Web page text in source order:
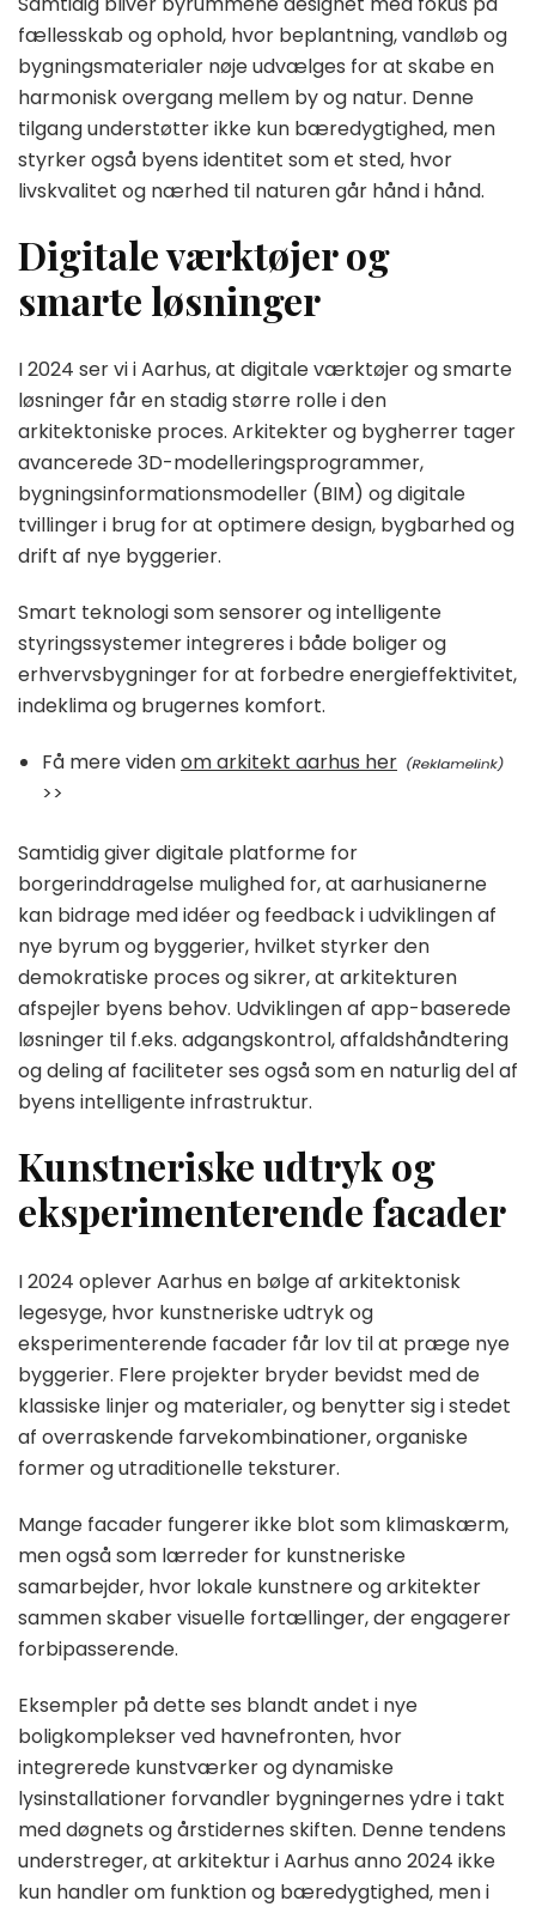
fællesskab og ophold, hvor beplantning, vandløb og
bygningsmaterialer nøje udvælges for at skabe en
harmonisk overgang mellem by og natur. Denne
tilgang understøtter ikke kun bæredygtighed, men
styrker også byens identitet som et sted, hvor
livskvalitet og nærhed til naturen går hånd i hånd.
Digitale værktøjer og
smarte løsninger
I 2024 ser vi i Aarhus, at digitale værktøjer og smarte
løsninger får en stadig større rolle i den
arkitektoniske proces. Arkitekter og bygherrer tager
avancerede 3D-modelleringsprogrammer,
bygningsinformationsmodeller (BIM) og digitale
tvillinger i brug for at optimere design, bygbarhed og
drift af nye byggerier.
Smart teknologi som sensorer og intelligente
styringssystemer integreres i både boliger og
erhvervsbygninger for at forbedre energieffektivitet,
indeklima og brugernes komfort.
Få mere videnom arkitekt aarhus her
>>
Samtidig giver digitale platforme for
borgerinddragelse mulighed for, at aarhusianerne
kan bidrage med idéer og feedback i udviklingen af
nye byrum og byggerier, hvilket styrker den
demokratiske proces og sikrer, at arkitekturen
afspejler byens behov. Udviklingen af app-baserede
løsninger til f.eks. adgangskontrol, affaldshåndtering
og deling af faciliteter ses også som en naturlig del af
byens intelligente infrastruktur.
Kunstneriske udtryk og
eksperimenterende facader
I 2024 oplever Aarhus en bølge af arkitektonisk
legesyge, hvor kunstneriske udtryk og
eksperimenterende facader får lov til at præge nye
byggerier. Flere projekter bryder bevidst med de
klassiske linjer og materialer, og benytter sig i stedet
af overraskende farvekombinationer, organiske
former og utraditionelle teksturer.
Mange facader fungerer ikke blot som klimaskærm,
men også som lærreder for kunstneriske
samarbejder, hvor lokale kunstnere og arkitekter
sammen skaber visuelle fortællinger, der engagerer
forbipasserende.
Eksempler på dette ses blandt andet i nye
boligkomplekser ved havnefronten, hvor
integrerede kunstværker og dynamiske
lysinstallationer forvandler bygningernes ydre i takt
med døgnets og årstidernes skiften. Denne tendens
understreger, at arkitektur i Aarhus anno 2024 ikke
kun handler om funktion og bæredygtighed, men i